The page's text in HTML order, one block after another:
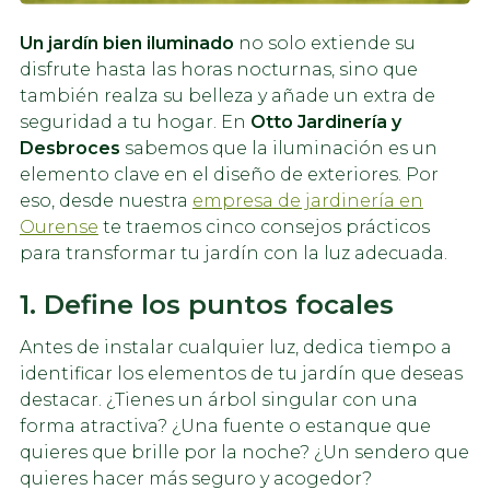
Un jardín bien iluminado no solo extiende su
disfrute hasta las horas nocturnas, sino que
también realza su belleza y añade un extra de
seguridad a tu hogar. En Otto Jardinería y
Desbroces sabemos que la iluminación es un
elemento clave en el diseño de exteriores. Por
eso, desde nuestra empresa de jardinería en
Ourense te traemos cinco consejos prácticos
para transformar tu jardín con la luz adecuada.
1. Define los puntos focales
Antes de instalar cualquier luz, dedica tiempo a
identificar los elementos de tu jardín que deseas
destacar. ¿Tienes un árbol singular con una
forma atractiva? ¿Una fuente o estanque que
quieres que brille por la noche? ¿Un sendero que
quieres hacer más seguro y acogedor?